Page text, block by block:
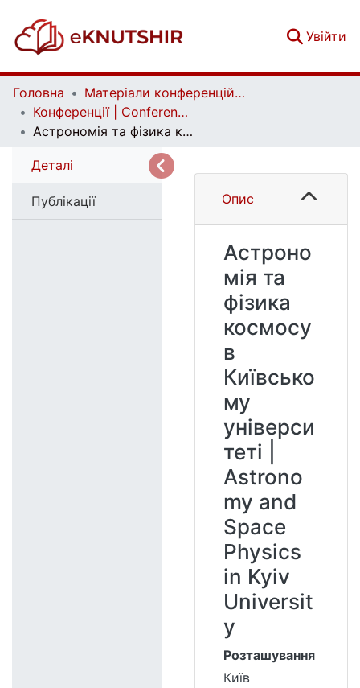
Увійти
Головна
Матеріали конференцій | Conference materials
Конференції | Conferences
Астрономія та фізика космосу в Київському університеті | Astronomy and Space Physics in Kyiv University
Деталі
Публікації Опис
Астроно
мія та
фізика
космосу
в
Київсько
му
універси
теті |
Astrono
my and
Space
Physics
in Kyiv
Universit
y
Розташування
Київ